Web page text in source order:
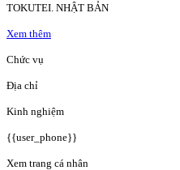
TOKUTEI. NHẬT BẢN
Xem thêm
Chức vụ
Địa chỉ
Kinh nghiệm
{{user_phone}}
Xem trang cá nhân